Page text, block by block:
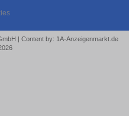
| Content by: 1A-Anzeigenmarkt.de